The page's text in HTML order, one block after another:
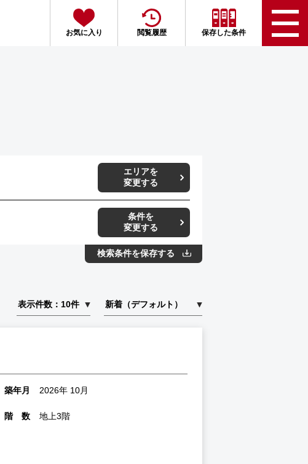
お気に入り 閲覧履歴 保存した条件
エリアを
変更する
条件を
変更する
検索条件を保存する
築年月 2026年 10月
階 数 地上3階